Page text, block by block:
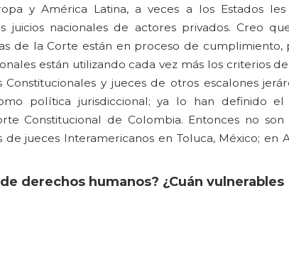
y América Latina, a veces a los Estados les
nacionales de actores privados. Creo
de la Corte están en proceso de cumplimiento,
están utilizando cada vez más los criterios
y jueces de otros escalones
política jurisdiccional; ya lo han definido el
Constitucional de Colombia. Entonces no son
jueces Interamericanos en Toluca, México; en
derechos humanos? ¿Cuán vulnerables